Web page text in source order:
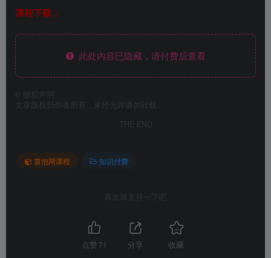
课程下载：
此处内容已隐藏，请付费后查看
版权声明
文章版权归作者所有，未经允许请勿转载。
THE END
冒泡网课程 知识付费
喜欢就支持一下吧
点赞 71 分享 收藏